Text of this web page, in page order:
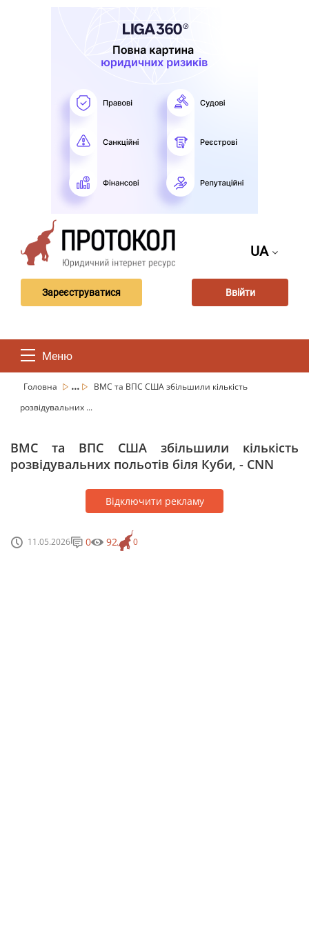
UA
Зареєструватися Ввійти
Меню
Головна ...
ВМС та ВПС США збільшили кількість
розвідувальних ...
ВМС та ВПС США збільшили кількість
розвідувальних польотів біля Куби, - CNN
Відключити рекламу
11.05.2026 0
0 92